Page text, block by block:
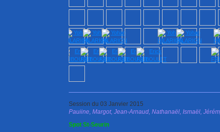
Session du 03 Janvier 2015
Pauiine, Margot, Jean-Arnaud, Nathanaël, Ismaël,
Spot St-Seurin